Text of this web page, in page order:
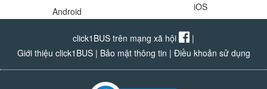
Android iOS
click1BUS trên mạng xã hội
|
Giới thiệu click1BUS| Bảo mật thông tin | Điều khoản sử dụng